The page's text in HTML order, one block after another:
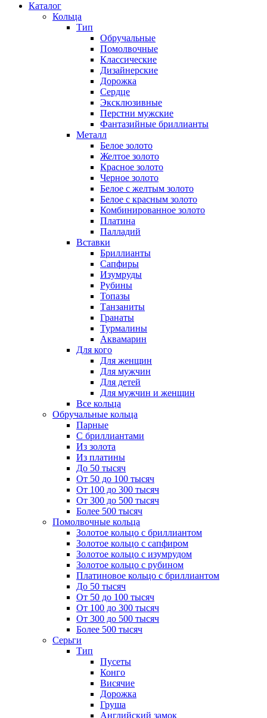
Каталог
Кольца
Тип
Обручальные
Помолвочные
Классические
Дизайнерские
Дорожка
Сердце
Эксклюзивные
Перстни мужские
Фантазийные бриллианты
Металл
Белое золото
Желтое золото
Красное золото
Черное золото
Белое с желтым золото
Белое с красным золото
Комбинированное золото
Платина
Палладий
Вставки
Бриллианты
Сапфиры
Изумруды
Рубины
Топазы
Танзаниты
Гранаты
Турмалины
Аквамарин
Для кого
Для женщин
Для мужчин
Для детей
Для мужчин и женщин
Все кольца
Обручальные кольца
Парные
С бриллиантами
Из золота
Из платины
До 50 тысяч
От 50 до 100 тысяч
От 100 до 300 тысяч
От 300 до 500 тысяч
Более 500 тысяч
Помолвочные кольца
Золотое кольцо с бриллиантом
Золотое кольцо с сапфиром
Золотое кольцо с изумрудом
Золотое кольцо с рубином
Платиновое кольцо с бриллиантом
До 50 тысяч
От 50 до 100 тысяч
От 100 до 300 тысяч
От 300 до 500 тысяч
Более 500 тысяч
Серьги
Тип
Пусеты
Конго
Висячие
Дорожка
Груша
Английский замок